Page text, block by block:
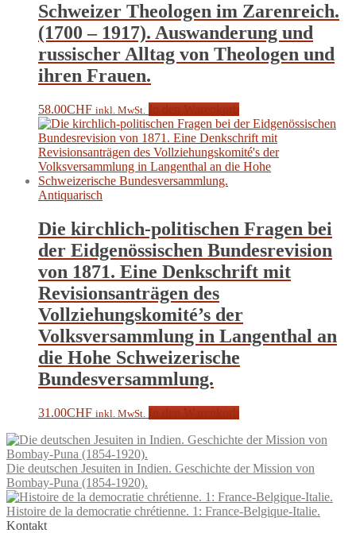
Schweizer Theologen im Zarenreich.
(1700 – 1917). Auswanderung und
russischer Alltag von Theologen und
ihren Frauen.
58.00CHF inkl. MwSt.
Antiquarisch
Die kirchlich-politischen Fragen bei
der Eidgenössischen Bundesrevision
von 1871. Eine Denkschrift mit
Revisionsanträgen des
Vollziehungskomité’s der
Volksversammlung in Langenthal an
die Hohe Schweizerische
Bundesversammlung.
31.00CHF inkl. MwSt.
Die deutschen Jesuiten in Indien. Geschichte der Mission von
Bombay-Puna (1854-1920).
Histoire de la democratie chrétienne. 1: France-Belgique-Italie.
Kontakt